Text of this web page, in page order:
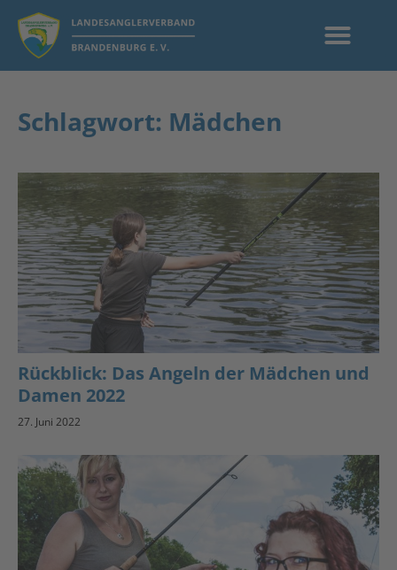
Schlagwort: Mädchen
Rückblick: Das Angeln der Mädchen und
Damen 2022
27. Juni 2022